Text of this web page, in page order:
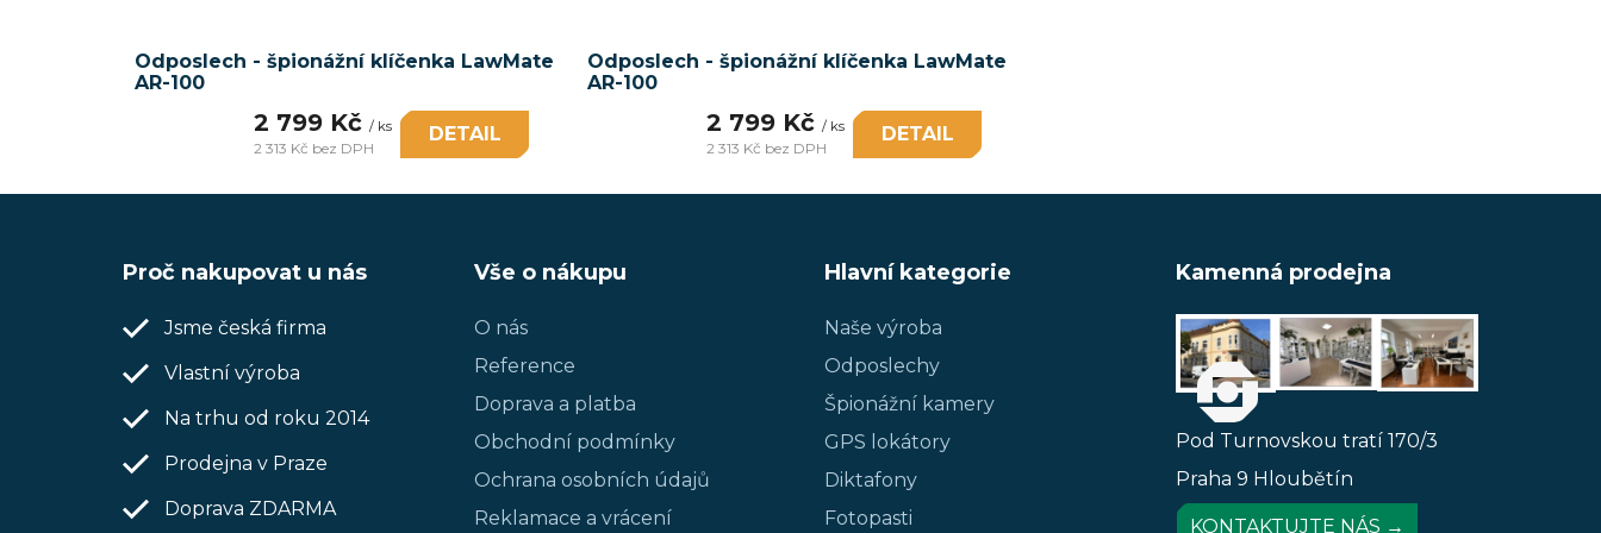
Odposlech - špionážní klíčenka LawMate
AR-100
2 799 Kč / ks
2 313 Kč bez DPH
DETAIL
Odposlech - špionážní klíčenka LawMate
AR-100
2 799 Kč / ks
2 313 Kč bez DPH
DETAIL
Proč nakupovat u nás
Jsme česká firma
Vlastní výroba
Na trhu od roku 2014
Prodejna v Praze
Doprava ZDARMA
Vše o nákupu
O nás
Reference
Doprava a platba
Obchodní podmínky
Ochrana osobních údajů
Reklamace a vrácení
Hlavní kategorie
Naše výroba
Odposlechy
Špionážní kamery
GPS lokátory
Diktafony
Fotopasti
Kamenná prodejna
Pod Turnovskou tratí 170/3
Praha 9 Hloubětín
KONTAKTUJTE NÁS →